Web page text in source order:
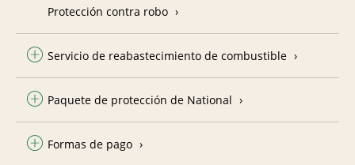
Protección contra robo
Servicio de reabastecimiento de combustible
Paquete de protección de National
Formas de pago